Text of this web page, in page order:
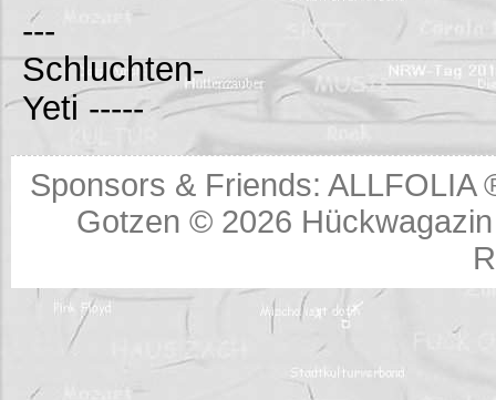
---
Schluchten-
Yeti -----
Sponsors & Friends:ALLFOLIA
Gotzen © 2026